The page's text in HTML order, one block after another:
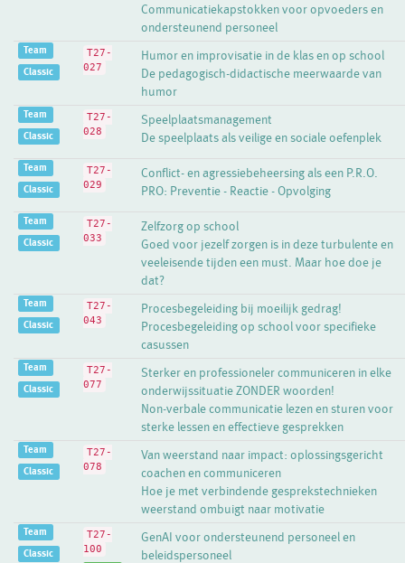
Communicatiekapstokken voor opvoeders en
ondersteunend personeel
Team
Classic
T27-
027
Humor en improvisatie in de klas en op school
De pedagogisch-didactische meerwaarde van
humor
Team
Classic
T27-
028
Speelplaatsmanagement
De speelplaats als veilige en sociale oefenplek
Team
Classic
T27-
029
Conflict- en agressiebeheersing als een P.R.O.
PRO: Preventie - Reactie - Opvolging
Team
Classic
T27-
033
Zelfzorg op school
Goed voor jezelf zorgen is in deze turbulente en
veeleisende tijden een must. Maar hoe doe je
dat?
Team
Classic
T27-
043
Procesbegeleiding bij moeilijk gedrag!
Procesbegeleiding op school voor specifieke
casussen
Team
Classic
T27-
077
Sterker en professioneler communiceren in elke
onderwijssituatie ZONDER woorden!
Non-verbale communicatie lezen en sturen voor
sterke lessen en effectieve gesprekken
Team
Classic
T27-
078
Van weerstand naar impact: oplossingsgericht
coachen en communiceren
Hoe je met verbindende gesprekstechnieken
weerstand ombuigt naar motivatie
Team
Classic
T27-
100
GenAI voor ondersteunend personeel en
beleidspersoneel